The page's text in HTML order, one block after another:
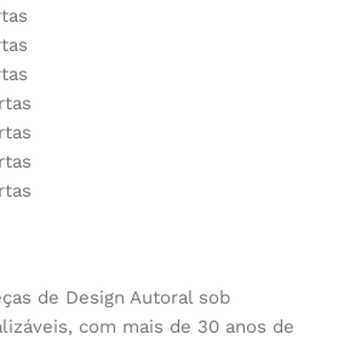
de Design Autoral sob
com mais de 30 anos de